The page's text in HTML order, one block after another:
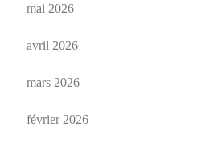
mai 2026
avril 2026
mars 2026
février 2026